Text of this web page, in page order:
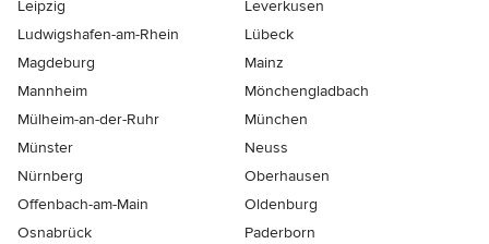
Leipzig
Leverkusen
Ludwigshafen-am-Rhein
Lübeck
Magdeburg
Mainz
Mannheim
Mönchen­gladbach
Mülheim-an-der-Ruhr
München
Münster
Neuss
Nürnberg
Oberhausen
Offenbach-am-Main
Oldenburg
Osnabrück
Paderborn